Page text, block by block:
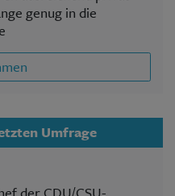
genug in die
Umfrage
der CDU/CSU-